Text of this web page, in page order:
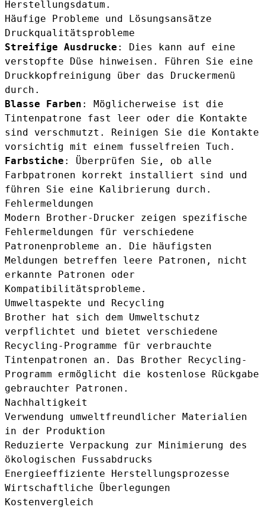
Herstellungsdatum.
Häufige Probleme und Lösungsansätze
Druckqualitätsprobleme
Streifige Ausdrucke : Dies kann auf eine
verstopfte Düse hinweisen. Führen Sie eine
Druckkopfreinigung über das Druckermenü
durch.
Blasse Farben : Möglicherweise ist die
Tintenpatrone fast leer oder die Kontakte
sind verschmutzt. Reinigen Sie die Kontakte
vorsichtig mit einem fusselfreien Tuch.
Farbstiche : Überprüfen Sie, ob alle
Farbpatronen korrekt installiert sind und
führen Sie eine Kalibrierung durch.
Fehlermeldungen
Modern Brother-Drucker zeigen spezifische
Fehlermeldungen für verschiedene
Patronenprobleme an. Die häufigsten
Meldungen betreffen leere Patronen, nicht
erkannte Patronen oder
Kompatibilitätsprobleme.
Umweltaspekte und Recycling
Brother hat sich dem Umweltschutz
verpflichtet und bietet verschiedene
Recycling-Programme für verbrauchte
Tintenpatronen an. Das
Brother Recycling-
Programm ermöglicht die kostenlose Rückgabe
gebrauchter Patronen.
Nachhaltigkeit
Verwendung umweltfreundlicher Materialien
in der Produktion
Reduzierte Verpackung zur Minimierung des
ökologischen Fussabdrucks
Energieeffiziente Herstellungsprozesse
Wirtschaftliche Überlegungen
Kostenvergleich